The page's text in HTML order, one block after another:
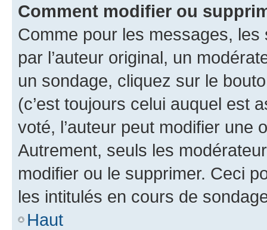
Comment modifier ou
Comme pour les messages,
par l’auteur original, un
un sondage, cliquez sur le
(c’est toujours celui auquel est
voté, l’auteur peut modifier une
Autrement, seuls les
modifier ou le supprimer. Ceci
les intitulés en cours de
Haut